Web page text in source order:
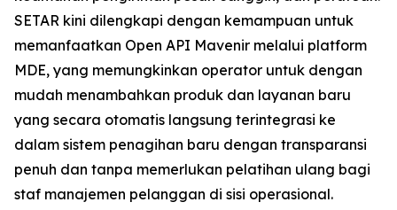
SETAR kini dilengkapi dengan kemampuan untuk
memanfaatkan Open API Mavenir melalui platform
MDE, yang memungkinkan operator untuk dengan
mudah menambahkan produk dan layanan baru
yang secara otomatis langsung terintegrasi ke
dalam sistem penagihan baru dengan transparansi
penuh dan tanpa memerlukan pelatihan ulang bagi
staf manajemen pelanggan di sisi operasional.